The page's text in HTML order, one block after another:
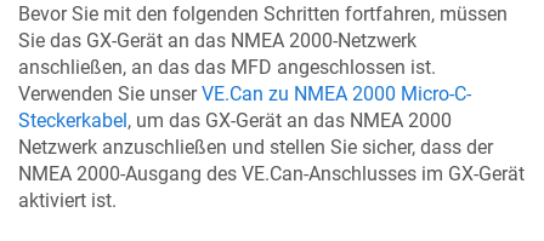
Bevor Sie mit den folgenden Schritten fortfahren, müssen
Sie das GX-Gerät an das NMEA 2000-Netzwerk
anschließen, an das das MFD angeschlossen ist.
Verwenden Sie unserVE.Can zu NMEA 2000 Micro-C-
Steckerkabel, um das GX-Gerät an das NMEA 2000
Netzwerk anzuschließen und stellen Sie sicher, dass der
NMEA 2000-Ausgang des VE.Can-Anschlusses im GX-Gerät
aktiviert ist.